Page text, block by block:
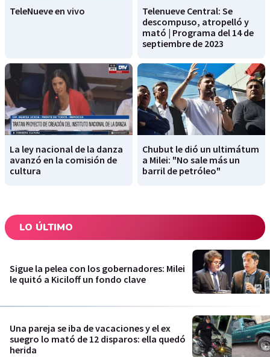
TeleNueve en vivo
Telenueve Central: Se
descompuso, atropelló y
mató | Programa del 14 de
septiembre de 2023
La ley nacional de la danza
avanzó en la comisión de
cultura
Chubut le dió un ultimátum
a Milei: "No sale más un
barril de petróleo"
LO ÚLTIMO
Sigue la pelea con los gobernadores: Milei
le quitó a Kiciloff un fondo clave
Una pareja se iba de vacaciones y el ex
suegro lo mató de 12 disparos: ella quedó
herida